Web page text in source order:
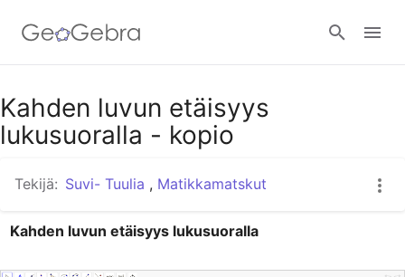
Google Classroom
Kirjaudu
Kahden luvun etäisyys
lukusuoralla - kopio
Tekijä: Suvi- Tuulia , Matikkamatskut
Kahden luvun etäisyys lukusuoralla